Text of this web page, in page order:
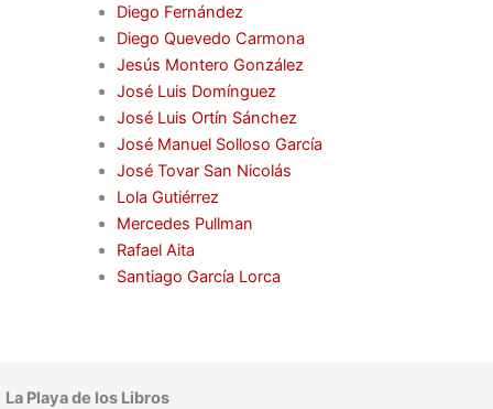
Diego Fernández
Diego Quevedo Carmona
Jesús Montero González
José Luis Domínguez
José Luis Ortín Sánchez
José Manuel Solloso García
José Tovar San Nicolás
Lola Gutiérrez
Mercedes Pullman
Rafael Aita
Santiago García Lorca
La Playa de los Libros